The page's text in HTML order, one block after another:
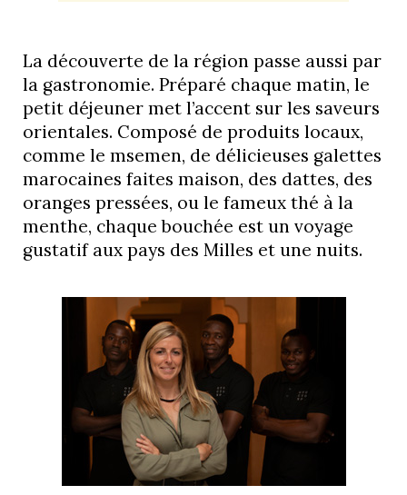
La découverte de la région passe aussi par
la gastronomie. Préparé chaque matin, le
petit déjeuner met l’accent sur les saveurs
orientales. Composé de produits locaux,
comme le msemen, de délicieuses galettes
marocaines faites maison, des dattes, des
oranges pressées, ou le fameux thé à la
menthe, chaque bouchée est un voyage
gustatif aux pays des Milles et une nuits.